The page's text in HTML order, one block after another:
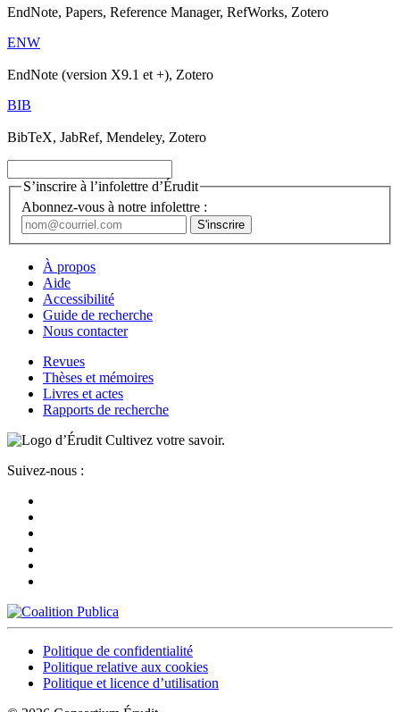
EndNote, Papers, Reference Manager, RefWorks, Zotero
ENW
EndNote (version X9.1 et +), Zotero
BIB
BibTeX, JabRef, Mendeley, Zotero
S’inscrire à l’infolettre d’Érudit
Abonnez-vous à notre infolettre :
À propos
Aide
Accessibilité
Guide de recherche
Nous contacter
Revues
Thèses et mémoires
Livres et actes
Rapports de recherche
Cultivez votre savoir.
Suivez-nous :
Politique de confidentialité
Politique relative aux cookies
Politique et licence d’utilisation